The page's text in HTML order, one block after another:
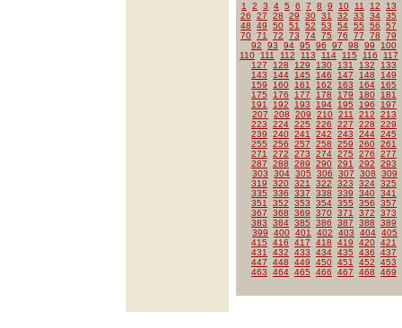
1 2 3 4 5 6 7 8 9 10 11 12
13
26
27 28 29 30 31 32 33 34 35
48
49 50 51 52 53 54 55 56
57
70 71 72 73 74 75 76 77 78
79
92
93 94 95 96 97 98 99
100
110
111 112 113 114 115 116
117
127
128 129 130 131 132
133
143
144 145 146 147 148
149
159
160 161 162 163 164
165
175
176 177 178 179 180
181
191
192 193 194 195 196
197
207
208 209 210 211 212
213
223
224 225 226 227 228
229
239
240 241 242 243 244 245
255
256 257 258 259 260 261
271
272 273 274 275 276
277
287
288 289 290 291 292
293
303
304 305 306 307 308
309
319
320 321 322 323 324 325
335
336 337 338 339 340 341
351
352 353 354 355 356
357
367
368 369 370 371 372
373
383
384 385 386 387 388
389
399
400 401 402 403 404 405
415
416 417 418 419 420 421
431
432 433 434 435 436
437
447
448 449 450 451 452
453
463
464 465 466 467 468 469